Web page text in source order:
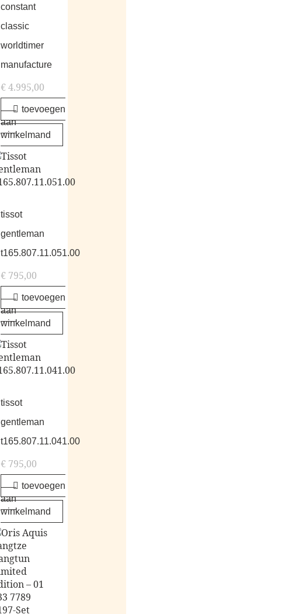
constant
classic
worldtimer
manufacture
€4.995,00
toevoegen
aan
winkelmand
tissot
gentleman
t165.807.11.051.00
€795,00
toevoegen
aan
winkelmand
tissot
gentleman
t165.807.11.041.00
€795,00
toevoegen
aan
winkelmand